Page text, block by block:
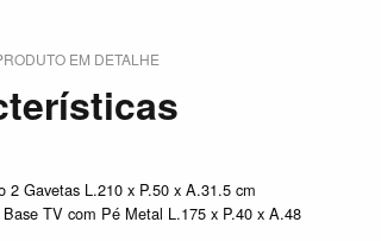
EM DETALHE
2 Gavetas L.210 x P.50 x A.31.5 cm
TV com Pé Metal L.175 x P.40 x A.48